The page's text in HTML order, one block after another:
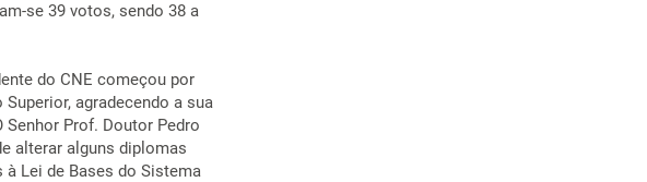
se 39 votos, sendo 38 a
do CNE começou por
agradecendo a sua
Prof. Doutor Pedro
alterar alguns diplomas
Lei de Bases do Sistema